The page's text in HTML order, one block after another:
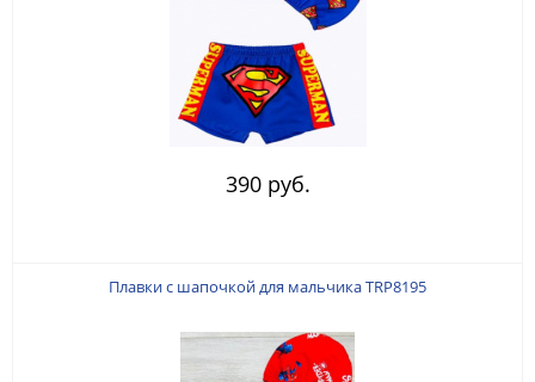
390 руб.
Плавки с шапочкой для мальчика TRP8195